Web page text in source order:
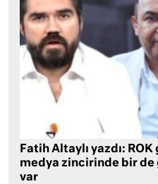
Fatih Altaylı yazdı:
medya zincirinde bir de
var